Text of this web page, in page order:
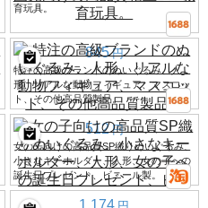
育玩具。
845 円
特注の高級ブランドのぬいぐるみ、人
形、リアルな動物フィギュア、マスコッ
ト、その他高品質製品。
512 円
女の子向けの高品質SP織りぬいぐるみ、
小さなキーホルダー、人形、女の子への
誕生日プレゼント、ビニール製。
1,174